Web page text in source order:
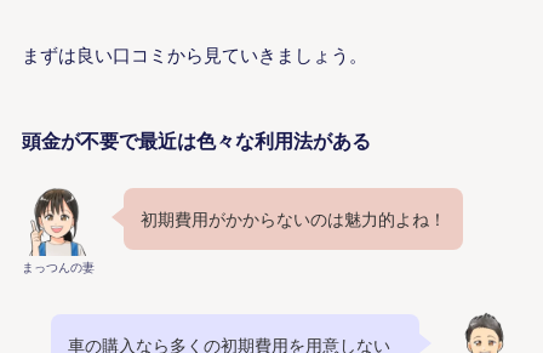
まずは良い口コミから見ていきましょう。
頭金が不要で最近は色々な利用法がある
まっつんの妻
初期費用がかからないのは魅力的よね！
車の購入なら多くの初期費用を用意しない